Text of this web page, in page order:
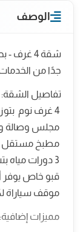
الوصف
شقة 4
جدًا من
تفاصيل الشقة:
مجلس وصالة
مطبخ مستقل
قبو خاص يوفر
موقف سياراة
مميزات إضافية: